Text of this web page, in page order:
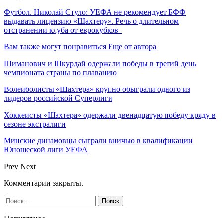
Футбол. Николай Стуло: УЕФА не рекомендует БФФ
выдавать лицензию «Шахтеру». Речь о длительном
отстранении клуба от еврокубков
Вам также могут понравиться Еще от автора
Шиманович и Шкурдай одержали победы в третий день
чемпионата страны по плаванию
Волейболисты «Шахтера» крупно обыграли одного из
лидеров российской Суперлиги
Хоккеисты «Шахтера» одержали двенадцатую победу кряду в
сезоне экстралиги
Минские динамовцы сыграли вничью в квалификации
Юношеской лиги УЕФА
Prev Next
Комментарии закрыты.